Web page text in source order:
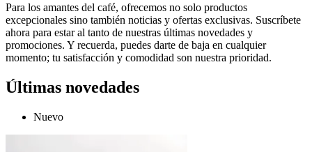
Para los amantes del café, ofrecemos no solo productos
excepcionales sino también noticias y ofertas exclusivas. Suscríbete
ahora para estar al tanto de nuestras últimas novedades y
promociones. Y recuerda, puedes darte de baja en cualquier
momento; tu satisfacción y comodidad son nuestra prioridad.
Últimas novedades
Nuevo